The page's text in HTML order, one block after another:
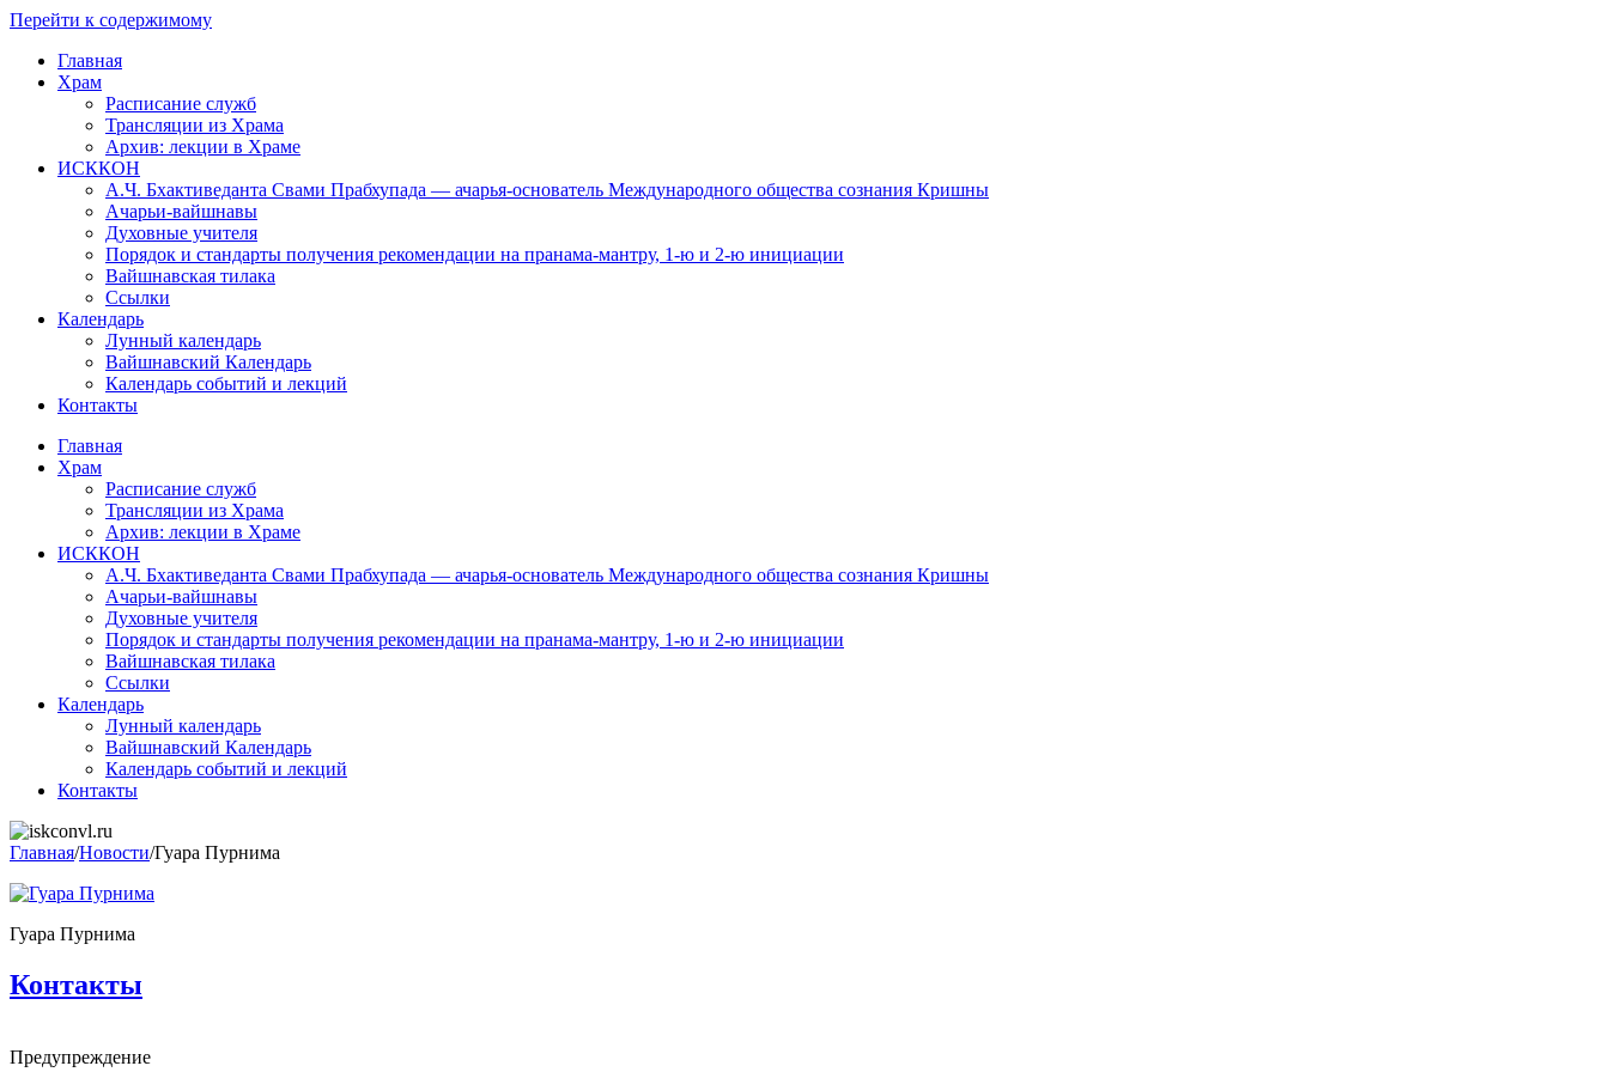
Перейти к содержимому
Главная
Храм
Расписание служб
Трансляции из Храма
Архив: лекции в Храме
ИСККОН
А.Ч. Бхактиведанта Свами Прабхупада — ачарья-основатель Международного общества сознания Кришны
Ачарьи-вайшнавы
Духовные учителя
Порядок и стандарты получения рекомендации на пранама-мантру, 1-ю и 2-ю инициации
Вайшнавская тилака
Ссылки
Календарь
Лунный календарь
Вайшнавский Календарь
Календарь событий и лекций
Контакты
Главная
Храм
Расписание служб
Трансляции из Храма
Архив: лекции в Храме
ИСККОН
А.Ч. Бхактиведанта Свами Прабхупада — ачарья-основатель Международного общества сознания Кришны
Ачарьи-вайшнавы
Духовные учителя
Порядок и стандарты получения рекомендации на пранама-мантру, 1-ю и 2-ю инициации
Вайшнавская тилака
Ссылки
Календарь
Лунный календарь
Вайшнавский Календарь
Календарь событий и лекций
Контакты
Главная/Новости/Гуара Пурнима
Гуара Пурнима
Контакты
Предупреждение